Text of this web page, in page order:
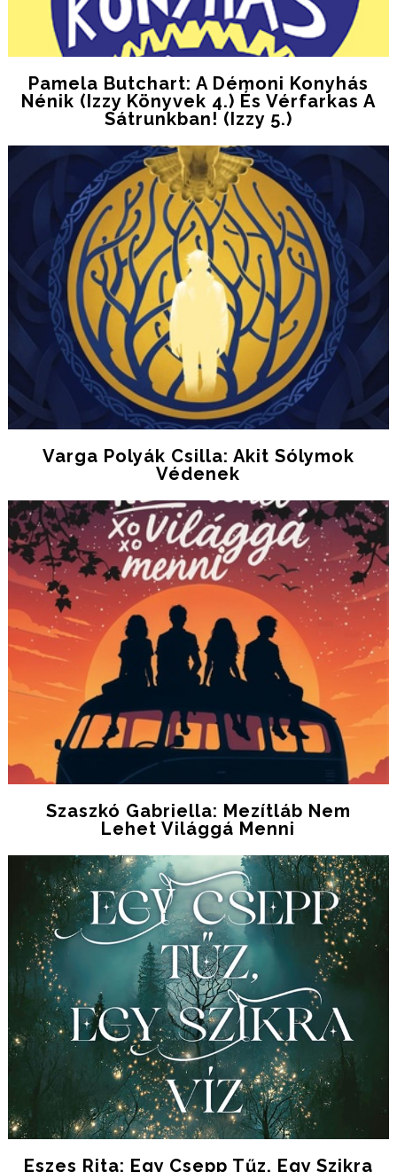
Pamela Butchart: A Démoni Konyhás
Nénik (Izzy Könyvek 4.) És Vérfarkas A
Sátrunkban! (Izzy 5.)
Varga Polyák Csilla: Akit Sólymok
Védenek
Szaszkó Gabriella: Mezítláb Nem
Lehet Világgá Menni
Eszes Rita: Egy ​csepp Tűz, Egy Szikra